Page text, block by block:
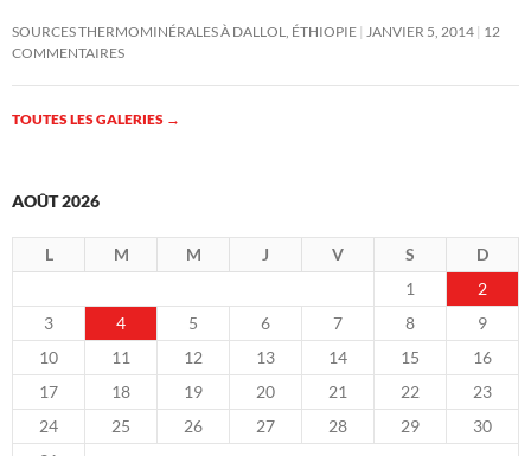
SOURCES THERMOMINÉRALES À DALLOL, ÉTHIOPIE JANVIER 5, 2014 12
COMMENTAIRES
TOUTES LES GALERIES →
AOÛT 2026
L M M J V S
D
1
2
3
4 5 6 7 8
9
10
11 12 13 14 15
16
17
18 19 20 21 22
23
24
25 26 27 28 29
30